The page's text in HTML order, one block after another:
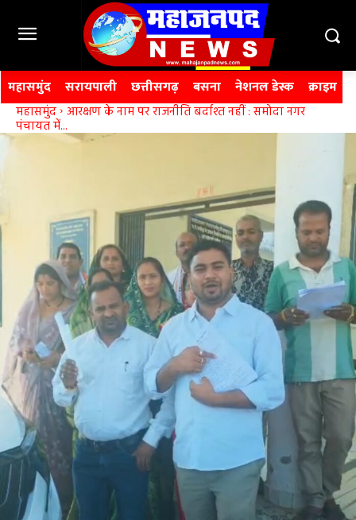
महासमुंद सरायपाली छत्तीसगढ़ बसना नेशनल डेस्क क्राइम
महासमुंद आरक्षण के नाम पर राजनीति बर्दाश्त नहीं : समोदा नगर
पंचायत में...